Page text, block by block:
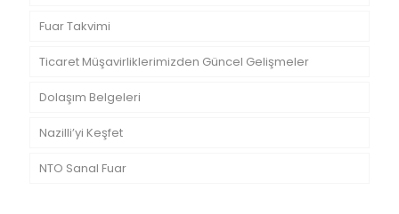
Fuar Takvimi
Ticaret Müşavirliklerimizden Güncel Gelişmeler
Dolaşım Belgeleri
Nazilli’yi Keşfet
NTO Sanal Fuar